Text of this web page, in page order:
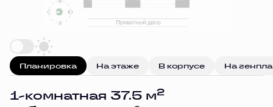
Планировка На этаже В корпусе На
1-комнатная 37.5 м2